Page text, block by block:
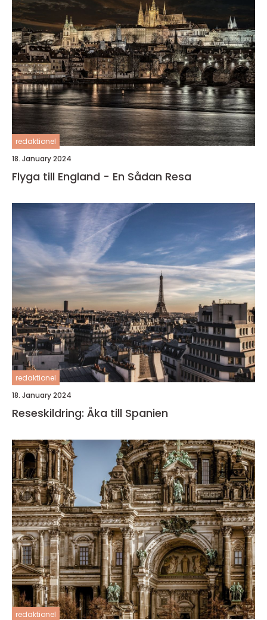
redaktionel
18. January 2024
Flyga till England - En Sådan Resa
redaktionel
18. January 2024
Reseskildring: Åka till Spanien
redaktionel